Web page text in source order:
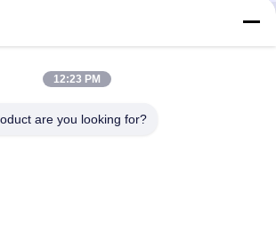
No.40, No.69, de Middenstraat van
12:23 PM
are you looking for?